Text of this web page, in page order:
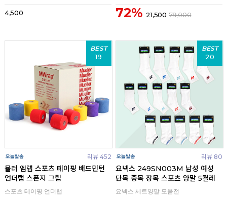
4,500 72% 21,500 79,000
BEST
19
리뷰 452
뮬러 엠랩 스포츠 테이핑 배드민턴
언더랩 스폰지 그립
스포츠 테이핑 언더랩
BEST
20
리뷰 80
요넥스 249SN003M 남성 여성
단목 중목 장목 스포츠 양말 5켤레
요넥스 세트양말 모음전